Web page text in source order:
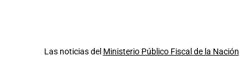
Las noticias del Ministerio Público Fiscal de la Nación